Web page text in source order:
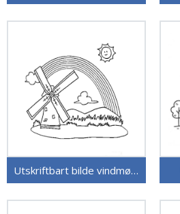
Utskriftbart bilde vindmølle